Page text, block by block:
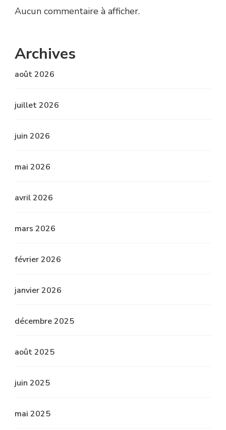
Aucun commentaire à afficher.
Archives
août 2026
juillet 2026
juin 2026
mai 2026
avril 2026
mars 2026
février 2026
janvier 2026
décembre 2025
août 2025
juin 2025
mai 2025